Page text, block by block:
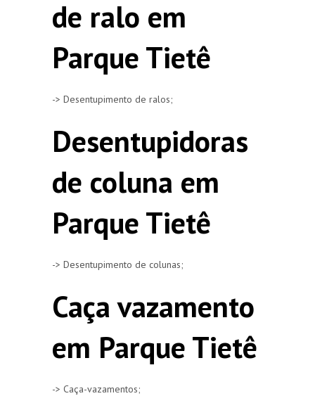
de ralo em
Parque Tietê
-> Desentupimento de ralos;
Desentupidoras
de coluna em
Parque Tietê
-> Desentupimento de colunas;
Caça vazamento
em Parque Tietê
-> Caça-vazamentos;